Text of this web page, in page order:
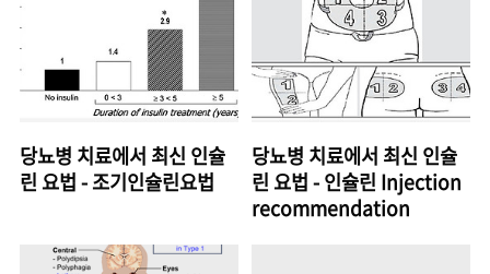
당뇨병 치료에서 최신 인슐
린 요법 - 조기인슐린요법
당뇨병 치료에서 최신 인슐
린 요법 - 인슐린 Injection
recommendation